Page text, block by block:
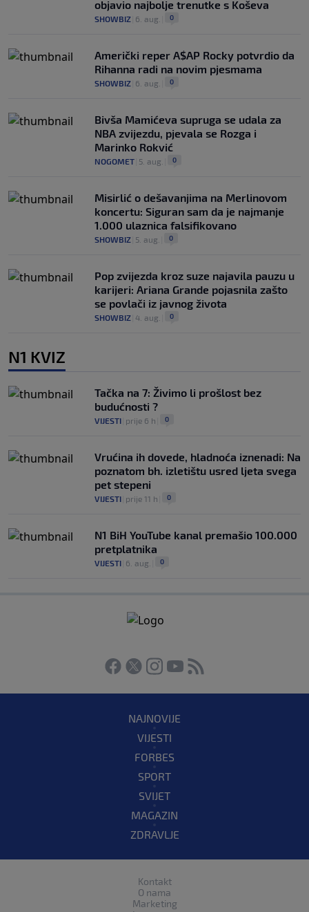
objavio najbolje trenutke s Koševa
SHOWBIZ 6. aug. 0
Američki reper A$AP Rocky potvrdio da
Rihanna radi na novim pjesmama
SHOWBIZ 6. aug. 0
Bivša Mamićeva supruga se udala za
NBA zvijezdu, pjevala se Rozga i
Marinko Rokvić
NOGOMET 5. aug. 0
Misirlić o dešavanjima na Merlinovom
koncertu: Siguran sam da je najmanje
1.000 ulaznica falsifikovano
SHOWBIZ 5. aug. 0
Pop zvijezda kroz suze najavila pauzu u
karijeri: Ariana Grande pojasnila zašto
se povlači iz javnog života
SHOWBIZ 4. aug. 0
N1 KVIZ
Tačka na 7: Živimo li prošlost bez
budućnosti ?
VIJESTI prije 6 h 0
Vrućina ih dovede, hladnoća iznenadi: Na
poznatom bh. izletištu usred ljeta svega
pet stepeni
VIJESTI prije 11 h 0
N1 BiH YouTube kanal premašio 100.000
pretplatnika
VIJESTI 6. aug. 0
NAJNOVIJE
VIJESTI
FORBES
SPORT
SVIJET
MAGAZIN
ZDRAVLJE
Kontakt
O nama
Marketing